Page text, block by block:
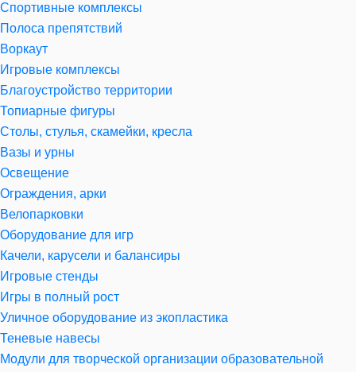
Спортивные комплексы
Полоса препятствий
Воркаут
Игровые комплексы
Благоустройство территории
Топиарные фигуры
Столы, стулья, скамейки, кресла
Вазы и урны
Освещение
Ограждения, арки
Велопарковки
Оборудование для игр
Качели, карусели и балансиры
Игровые стенды
Игры в полный рост
Уличное оборудование из экопластика
Теневые навесы
Модули для творческой организации образовательной